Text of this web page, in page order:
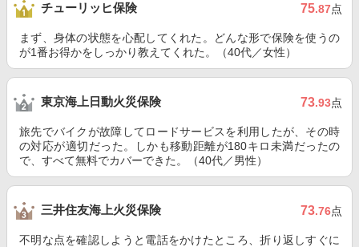
チューリッヒ保険 75.87点
まず、身体の状態を心配してくれた。どんな形で保険を使うの
が1番お得かをしっかり教えてくれた。（40代／女性）
東京海上日動火災保険 73.93点
旅先でバイクが故障してロードサービスを利用したが、その時
の対応が適切だった。しかも移動距離が180キロ未満だったの
で、すべて無料でカバーできた。（40代／男性）
三井住友海上火災保険 73.76点
不明な点を確認しようと電話をかけたところ、折り返しすぐに